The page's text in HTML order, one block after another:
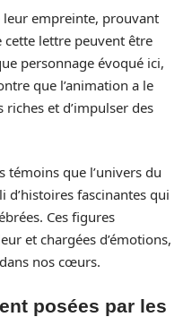
empreinte, prouvant
cette lettre peuvent être
personnage évoqué ici,
que l’animation a le
et d’impulser des
témoins que l’univers du
d’histoires fascinantes qui
Ces figures
et chargées d’émotions,
nos cœurs.
posées par les